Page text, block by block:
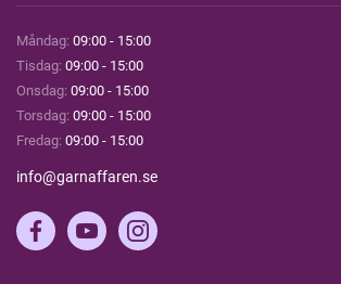
Måndag: 09:00 - 15:00
Tisdag: 09:00 - 15:00
Onsdag: 09:00 - 15:00
Torsdag: 09:00 - 15:00
Fredag: 09:00 - 15:00
info@garnaffaren.se